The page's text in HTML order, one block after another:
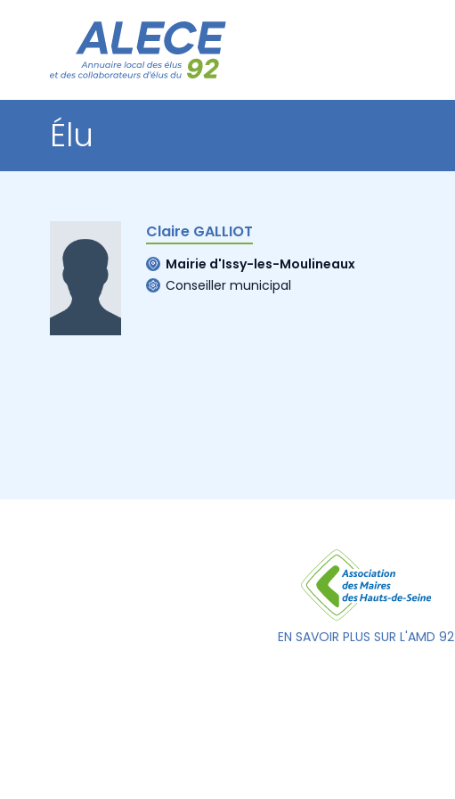
Élu
Claire GALLIOT
Mairie d'Issy-les-Moulineaux
Conseiller municipal
EN SAVOIR PLUS SUR L'AMD 92